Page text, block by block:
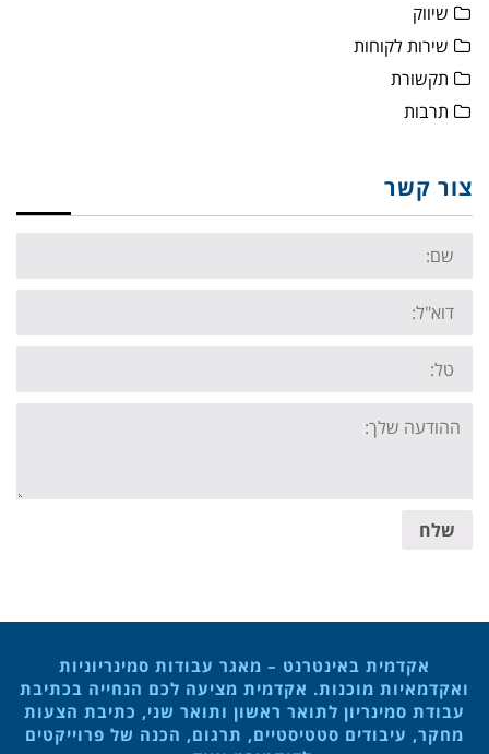
שיווק
שירות לקוחות
תקשורת
תרבות
צור קשר
Name:
Email:
Tel:
Your
message:
שלח
אקדמית באינטרנט – מאגר עבודות סמינריוניות
ואקדמאיות מוכנות. אקדמית מציעה לכם הנחייה בכתיבת
עבודת סמינריון לתואר ראשון ותואר שני, כתיבת הצעות
מחקר, עיבודים סטטיסטיים, תרגום, הכנה של פרוייקטים